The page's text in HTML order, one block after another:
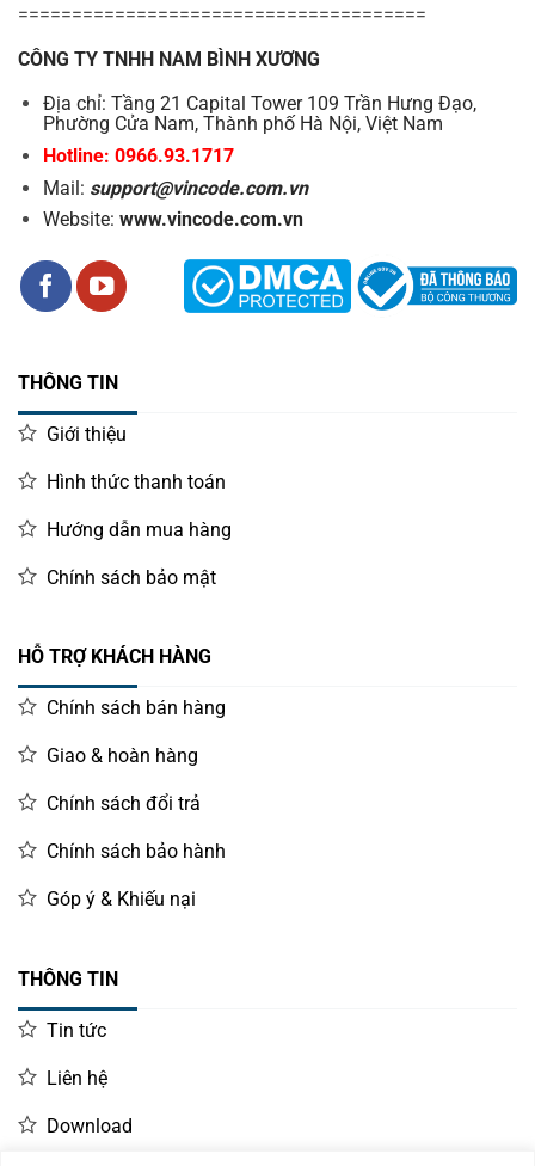
======================================
CÔNG TY TNHH NAM BÌNH XƯƠNG
Địa chỉ: Tầng 21 Capital Tower 109 Trần Hưng Đạo,
Phường Cửa Nam, Thành phố Hà Nội, Việt Nam
Hotline: 0966.93.1717
Mail: support@vincode.com.vn
Website: www.vincode.com.vn
THÔNG TIN
Giới thiệu
Hình thức thanh toán
Hướng dẫn mua hàng
Chính sách bảo mật
HỖ TRỢ KHÁCH HÀNG
Chính sách bán hàng
Giao & hoàn hàng
Chính sách đổi trả
Chính sách bảo hành
Góp ý & Khiếu nại
THÔNG TIN
Tin tức
Liên hệ
Download